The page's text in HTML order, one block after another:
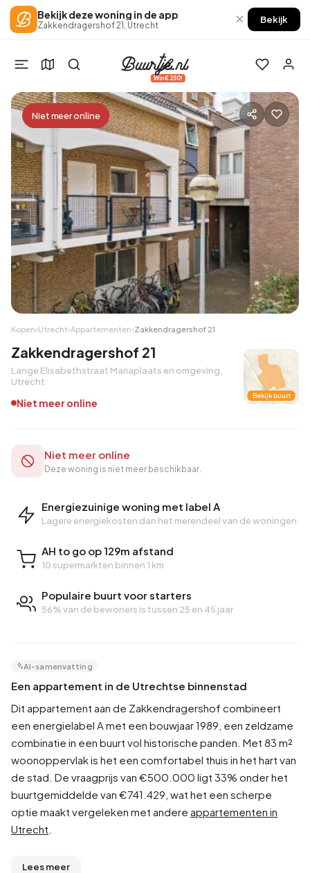
Bekijk deze woning in de app
Zakkendragershof 21, Utrecht × Bekijk
Win €250!
Niet meer online
Kopen›Utrecht›Appartementen›Zakkendragershof 21
Zakkendragershof 21
Lange Elisabethstraat Mariaplaats en omgeving,
Utrecht
Niet meer online
Bekijk buurt
Energiezuinige woning met label A
Lagere energiekosten dan het merendeel van de woningen
AH to go op 129m afstand
10 supermarkten binnen 1 km
Populaire buurt voor starters
56% van de bewoners is tussen 25 en 45 jaar
AI-samenvatting
Een appartement in de Utrechtse binnenstad
Dit appartement aan de Zakkendragershof combineert
een energielabel A met een bouwjaar 1989, een zeldzame
combinatie in een buurt vol historische panden. Met 83 m²
woonoppervlak is het een comfortabel thuis in het hart van
de stad. De vraagprijs van €500.000 ligt 33% onder het
buurtgemiddelde van €741.429, wat het een scherpe
optie maakt vergeleken met andere appartementen in
Utrecht
Lees meer
Niet meer online
Deze woning is niet meer beschikbaar.